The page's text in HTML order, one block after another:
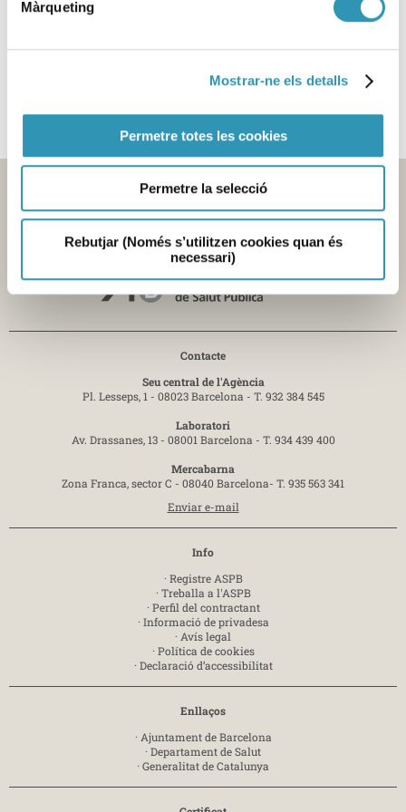
Màrqueting
Mostrar-ne els detalls
Permetre totes les cookies
Permetre la selecció
Rebutjar (Només s’utilitzen cookies quan és
necessari)
Contacte
Seu central de l'Agència
Pl. Lesseps, 1 - 08023 Barcelona - T. 932 384 545
Laboratori
Av. Drassanes, 13 - 08001 Barcelona - T. 934 439 400
Mercabarna
Zona Franca, sector C - 08040 Barcelona- T. 935 563 341
Enviar e-mail
Info
· Registre ASPB
· Treballa a l'ASPB
· Perfil del contractant
· Informació de privadesa
· Avís legal
· Política de cookies
· Declaració d’accessibilitat
Enllaços
· Ajuntament de Barcelona
· Departament de Salut
· Generalitat de Catalunya